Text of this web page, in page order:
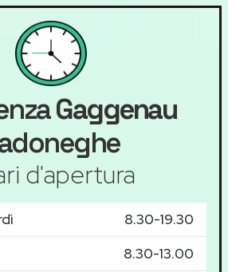
Gaggenau
d'apertura
8.30-19.30
8.30-13.00